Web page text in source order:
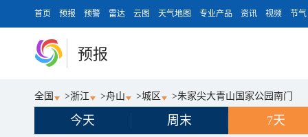
首页 预报 预警 雷达 云图 天气地图 专业产品 资讯 视频 节气
预报
全国 >浙江 >舟山 >城区 >朱家尖大青山国家公园南门
今天 周末 7天